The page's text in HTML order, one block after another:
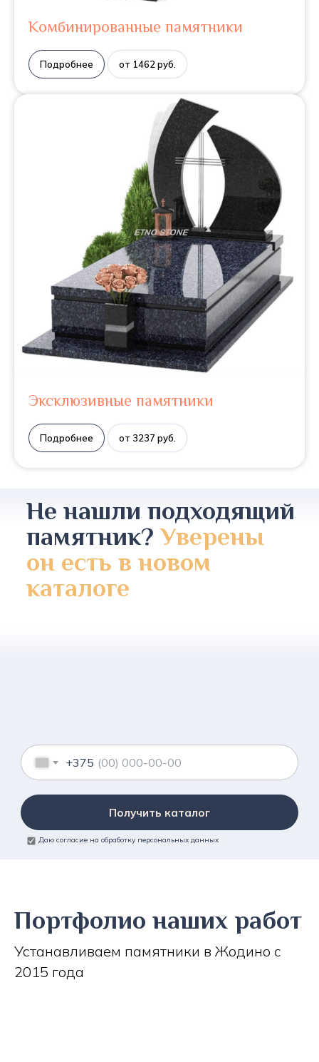
Комбинированные памятники
Подробнее от 1462 руб.
Эксклюзивные памятники
Подробнее от 3237 руб.
Не нашли подходящий
памятник?Уверены
он есть в новом
каталоге
+375
Получить каталог
Даю согласие на обработку персональных данных
Портфолио наших работ
Устанавливаем памятники в Жодино с
2015 года